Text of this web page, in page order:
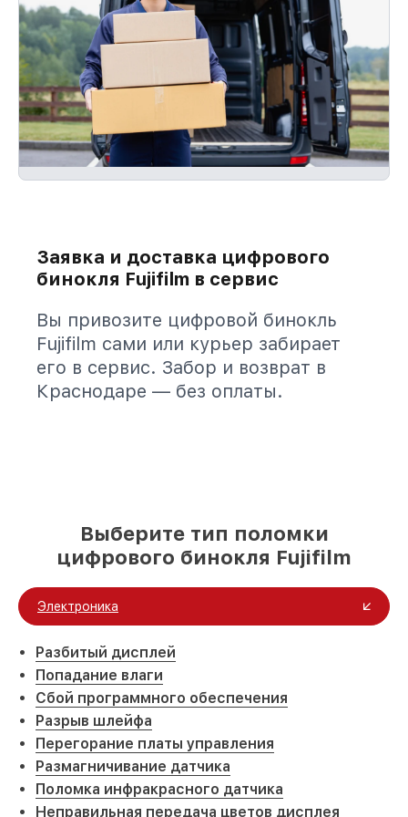
Заявка и доставка цифрового
бинокля Fujifilm в сервис
Вы привозите цифровой бинокль
Fujifilm сами или курьер забирает
его в сервис. Забор и возврат в
Краснодаре — без оплаты.
Выберите тип поломки
цифрового бинокля Fujifilm
Электроника
Разбитый дисплей
Попадание влаги
Сбой программного обеспечения
Разрыв шлейфа
Перегорание платы управления
Размагничивание датчика
Поломка инфракрасного датчика
Неправильная передача цветов дисплея